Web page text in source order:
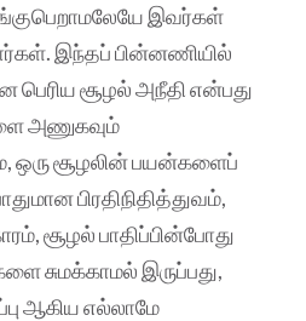
இவர்கள்
இந்தப் பின்னணியில்
சூழல் அநீதி என்பது
அணுகவும்
ஒரு சூழலின் பயன்களைப்
பிரதிநிதித்துவம்,
சூழல் பாதிப்பின்போது
சுமக்காமல் இருப்பது,
ஆகிய எல்லாமே